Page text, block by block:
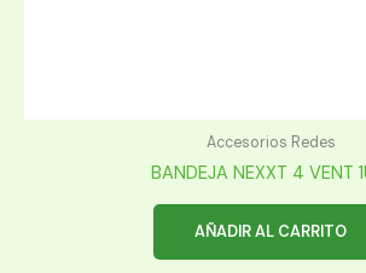
Accesorios Redes
BANDEJA NEXXT 4 VENT
AÑADIR AL CARRITO